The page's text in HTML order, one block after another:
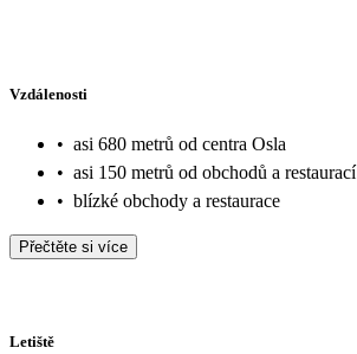
Vzdálenosti
• asi 680 metrů od centra Osla
• asi 150 metrů od obchodů a restaurací
• blízké obchody a restaurace
Přečtěte si více
Letiště